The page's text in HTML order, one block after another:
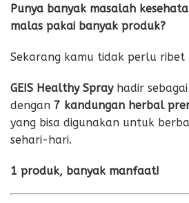
Punya banyak masalah
malas pakai banyak produk?
Sekarang kamu tidak perlu ribet
GEIS Healthy Sprayhadir
dengan 7 kandungan herbal
yang bisa digunakan untuk
sehari-hari.
1 produk, banyak manfaat!